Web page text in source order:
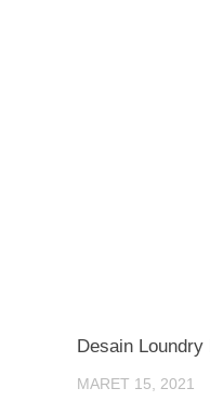
Desain
MARET 15, 2021